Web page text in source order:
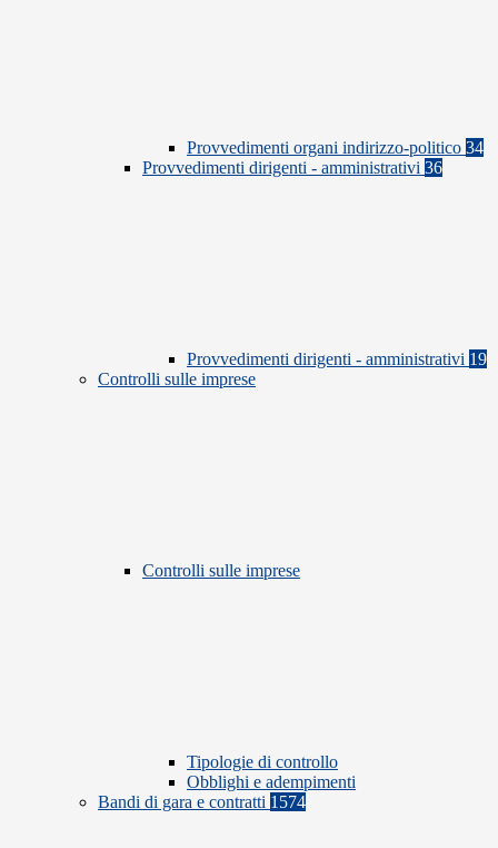
Provvedimenti organi indirizzo-politico 34
Provvedimenti dirigenti - amministrativi 36
Provvedimenti dirigenti - amministrativi 19
Controlli sulle imprese
Controlli sulle imprese
Tipologie di controllo
Obblighi e adempimenti
Bandi di gara e contratti 1574